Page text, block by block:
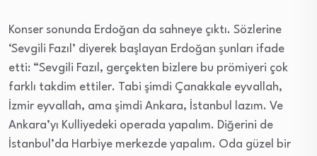
Konser sonunda Erdoğan da sahneye çıktı. Sözlerine
‘Sevgili Fazıl’ diyerek başlayan Erdoğan şunları ifade
etti: “Sevgili Fazıl, gerçekten bizlere bu prömiyeri çok
farklı takdim ettiler. Tabi şimdi Çanakkale eyvallah,
İzmir eyvallah, ama şimdi Ankara, İstanbul lazım. Ve
Ankara’yı Kulliyedeki operada yapalım. Diğerini de
İstanbul’da Harbiye merkezde yapalım. Oda güzel bir